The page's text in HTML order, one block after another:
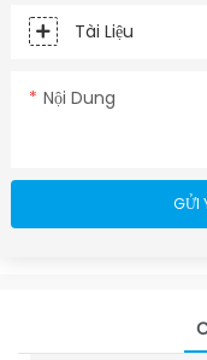
Tài Liệu
Nội Dung
GỬI